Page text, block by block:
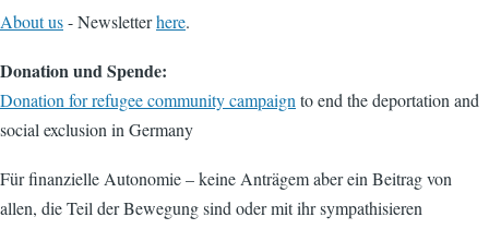
About us- Newsletterhere.
Donation und Spende:
Donation for refugee community campaignto end the deportation and
social exclusion in Germany
Für finanzielle Autonomie – keine Anträgem aber ein Beitrag von
allen, die Teil der Bewegung sind oder mit ihr sympathisieren